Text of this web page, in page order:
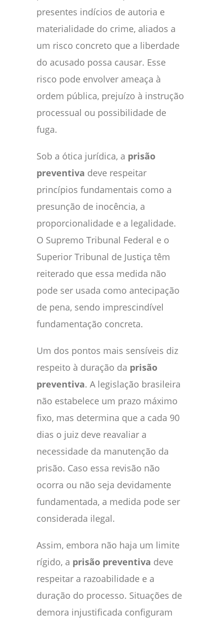
presentes indícios de autoria e
materialidade do crime, aliados a
um risco concreto que a liberdade
do acusado possa causar. Esse
risco pode envolver ameaça à
ordem pública, prejuízo à instrução
processual ou possibilidade de
fuga.
Sob a ótica jurídica, a prisão
preventiva deve respeitar
princípios fundamentais como a
presunção de inocência, a
proporcionalidade e a legalidade.
O Supremo Tribunal Federal e o
Superior Tribunal de Justiça têm
reiterado que essa medida não
pode ser usada como antecipação
de pena, sendo imprescindível
fundamentação concreta.
Um dos pontos mais sensíveis diz
respeito à duração da prisão
preventiva. A legislação brasileira
não estabelece um prazo máximo
fixo, mas determina que a cada 90
dias o juiz deve reavaliar a
necessidade da manutenção da
prisão. Caso essa revisão não
ocorra ou não seja devidamente
fundamentada, a medida pode ser
considerada ilegal.
Assim, embora não haja um limite
rígido, a prisão preventiva deve
respeitar a razoabilidade e a
duração do processo. Situações de
demora injustificada configuram